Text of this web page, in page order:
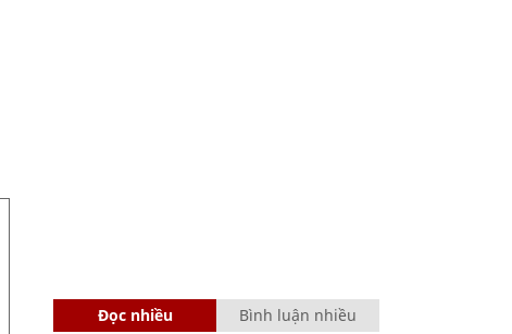
Đọc nhiều Bình luận nhiều